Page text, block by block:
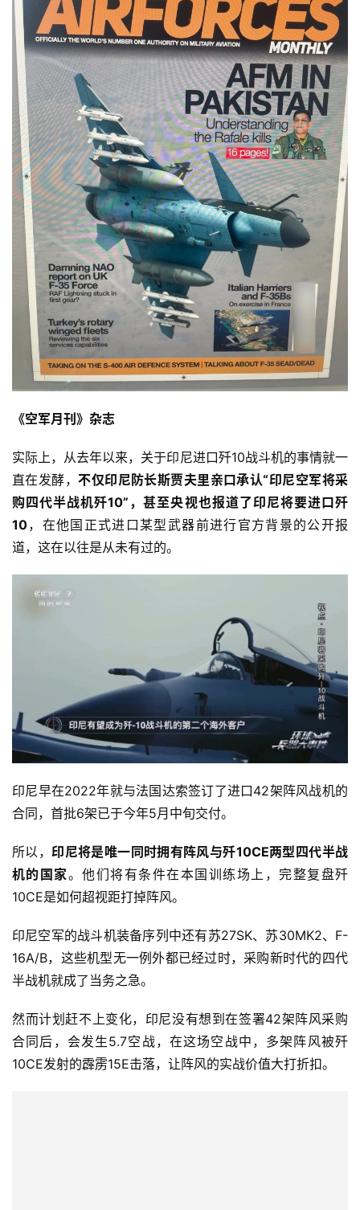
《空军月刊》杂志
实际上，从去年以来，关于印尼进口歼10战斗机的事情就一
直在发酵，不仅印尼防长斯贾夫里亲口承认“印尼空军将采
购四代半战机歼10”，甚至央视也报道了印尼将要进口歼
10，在他国正式进口某型武器前进行官方背景的公开报
道，这在以往是从未有过的。
印尼早在2022年就与法国达索签订了进口42架阵风战机的
合同，首批6架已于今年5月中旬交付。
所以，印尼将是唯一同时拥有阵风与歼10CE两型四代半战
机的国家。他们将有条件在本国训练场上，完整复盘歼
10CE是如何超视距打掉阵风。
印尼空军的战斗机装备序列中还有苏27SK、苏30MK2、F-
16A/B，这些机型无一例外都已经过时，采购新时代的四代
半战机就成了当务之急。
然而计划赶不上变化，印尼没有想到在签署42架阵风采购
合同后，会发生5.7空战，在这场空战中，多架阵风被歼
10CE发射的霹雳15E击落，让阵风的实战价值大打折扣。